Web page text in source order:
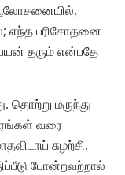
எந்த பரிசோதனை
தரும் என்பதே
தொற்று மருந்து
வரை
சுழற்சி,
போன்றவற்றால்